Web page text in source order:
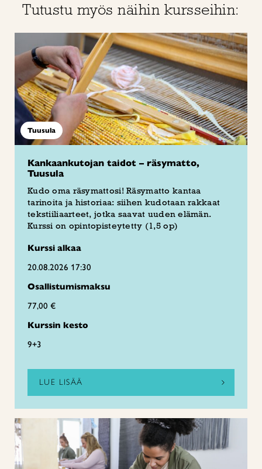
Tutustu myös näihin kursseihin:
Tuusula
Kankaankutojan taidot – räsymatto,
Tuusula
Kudo oma räsymattosi! Räsymatto kantaa
tarinoita ja historiaa: siihen kudotaan rakkaat
tekstiiliaarteet, jotka saavat uuden elämän.
Kurssi on opintopisteytetty (1,5 op)
Kurssi alkaa
20.08.2026 17:30
Osallistumismaksu
77,00 €
Kurssin kesto
9+3
LUE LISÄÄ